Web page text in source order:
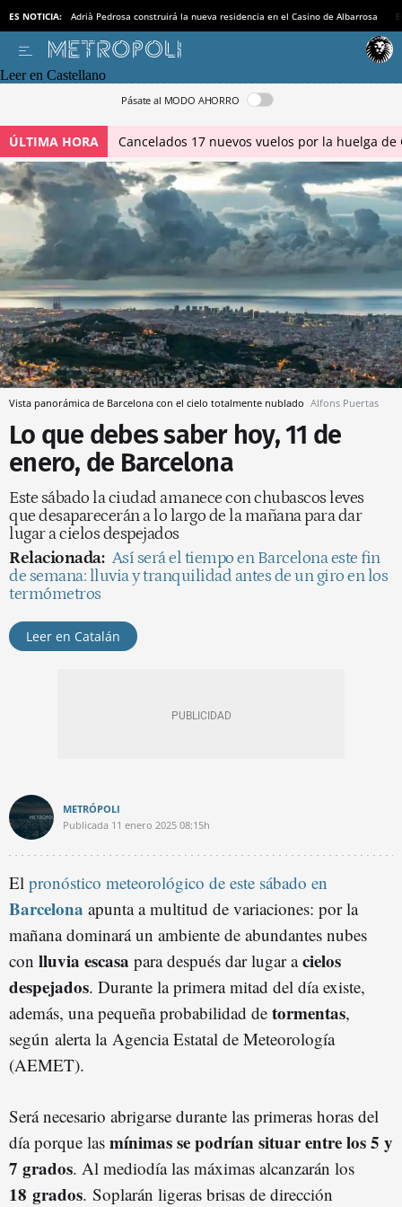
ES NOTICIA: Adrià Pedrosa construirá la nueva residencia en el Casino de Albarrosa
Leer en Castellano
Pásate al MODO AHORRO
ÚLTIMA HORA Cancelados 17 nuevos vuelos por la huelga
Vista panorámica de Barcelona con el cielo totalmente nublado Alfons Puertas
Lo que debes saber hoy, 11 de
enero, de Barcelona
Este sábado la ciudad amanece con chubascos leves
que desaparecerán a lo largo de la mañana para dar
lugar a cielos despejados
Relacionada: Así será el tiempo en Barcelona este fin
de semana: lluvia y tranquilidad antes de un giro en los
termómetros
Leer en Catalán
METRÓPOLI
Publicada 11 enero 2025 08:15h
El pronóstico meteorológico de este sábado en
Barcelona apunta a multitud de variaciones: por la
mañana dominará un ambiente de abundantes nubes
con lluvia escasa para después dar lugar acielos
despejados. Durante la primera mitad del día existe,
además, una pequeña probabilidad de tormentas,
según alerta la Agencia Estatal de Meteorología
(AEMET).
Será necesario abrigarse durante las primeras horas del
día porque las mínimas se podrían situar entre los5 y
7 grados. Al mediodía las máximas alcanzarán los
18 grados. Soplarán ligeras brisas de dirección